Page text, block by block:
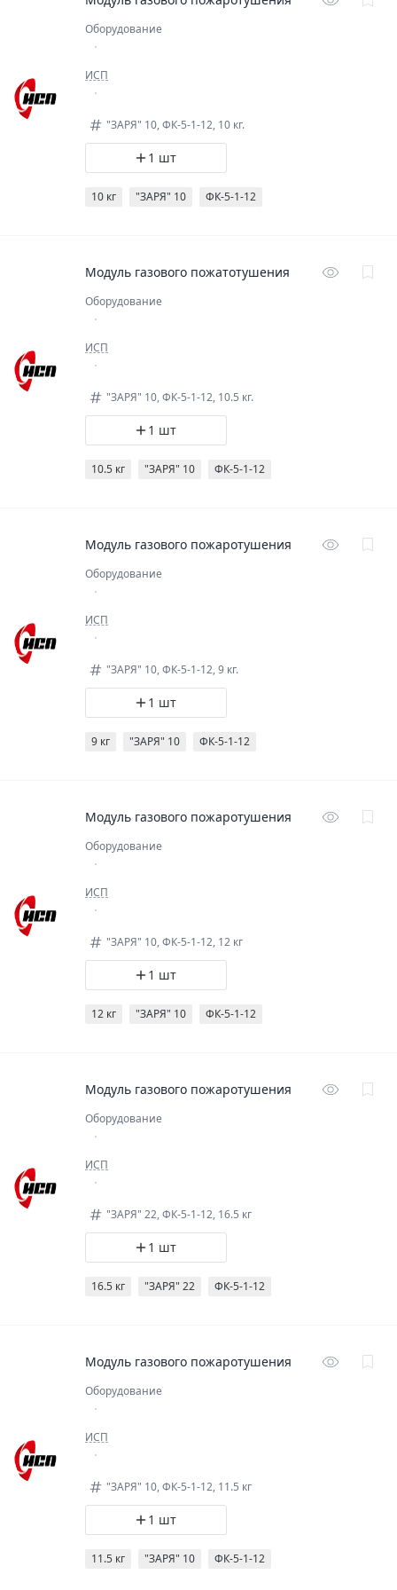
Оборудование
ИСП
"ЗАРЯ" 10, ФК-5-1-12, 10 кг.
1 шт
10 кг "ЗАРЯ" 10 ФК-5-1-12
Модуль газового пожатотушения
Оборудование
ИСП
"ЗАРЯ" 10, ФК-5-1-12, 10.5 кг.
1 шт
10.5 кг "ЗАРЯ" 10 ФК-5-1-12
Модуль газового пожаротушения
Оборудование
ИСП
"ЗАРЯ" 10, ФК-5-1-12, 9 кг.
1 шт
9 кг "ЗАРЯ" 10 ФК-5-1-12
Модуль газового пожаротушения
Оборудование
ИСП
"ЗАРЯ" 10, ФК-5-1-12, 12 кг
1 шт
12 кг "ЗАРЯ" 10 ФК-5-1-12
Модуль газового пожаротушения
Оборудование
ИСП
"ЗАРЯ" 22, ФК-5-1-12, 16.5 кг
1 шт
16.5 кг "ЗАРЯ" 22 ФК-5-1-12
Модуль газового пожаротушения
Оборудование
ИСП
"ЗАРЯ" 10, ФК-5-1-12, 11.5 кг
1 шт
11.5 кг "ЗАРЯ" 10 ФК-5-1-12